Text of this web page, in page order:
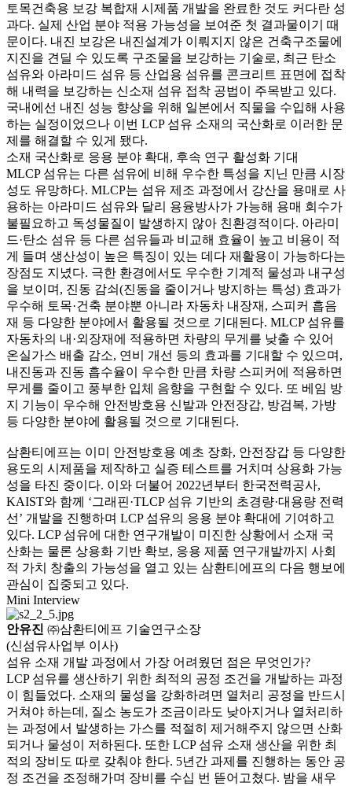
토목건축용 보강 복합재 시제품 개발을 완료한 것도 커다란 성
과다. 실제 산업 분야 적용 가능성을 보여준 첫 결과물이기 때
문이다. 내진 보강은 내진설계가 이뤄지지 않은 건축구조물에
지진을 견딜 수 있도록 구조물을 보강하는 기술로, 최근 탄소
섬유와 아라미드 섬유 등 산업용 섬유를 콘크리트 표면에 접착
해 내력을 보강하는 신소재 섬유 접착 공법이 주목받고 있다.
국내에선 내진 성능 향상을 위해 일본에서 직물을 수입해 사용
하는 실정이었으나 이번 LCP 섬유 소재의 국산화로 이러한 문
제를 해결할 수 있게 됐다.
소재 국산화로 응용 분야 확대, 후속 연구 활성화 기대
MLCP 섬유는 다른 섬유에 비해 우수한 특성을 지닌 만큼 시장
성도 유망하다. MLCP는 섬유 제조 과정에서 강산을 용매로 사
용하는 아라미드 섬유와 달리 용융방사가 가능해 용매 회수가
불필요하고 독성물질이 발생하지 않아 친환경적이다. 아라미
드·탄소 섬유 등 다른 섬유들과 비교해 효율이 높고 비용이 적
게 들며 생산성이 높은 특징이 있는 데다 재활용이 가능하다는
장점도 지녔다. 극한 환경에서도 우수한 기계적 물성과 내구성
을 보이며, 진동 감쇠(진동을 줄이거나 방지하는 특성) 효과가
우수해 토목·건축 분야뿐 아니라 자동차 내장재, 스피커 흡음
재 등 다양한 분야에서 활용될 것으로 기대된다. MLCP 섬유를
자동차의 내·외장재에 적용하면 차량의 무게를 낮출 수 있어
온실가스 배출 감소, 연비 개선 등의 효과를 기대할 수 있으며,
내진동과 진동 흡수율이 우수한 만큼 차량 스피커에 적용하면
무게를 줄이고 풍부한 입체 음향을 구현할 수 있다. 또 베임 방
지 기능이 우수해 안전방호용 신발과 안전장갑, 방검복, 가방
등 다양한 분야에 활용될 것으로 기대된다.
삼환티에프는 이미 안전방호용 예초 장화, 안전장갑 등 다양한
용도의 시제품을 제작하고 실증 테스트를 거치며 상용화 가능
성을 타진 중이다. 이와 더불어 2022년부터 한국전력공사,
KAIST와 함께 ‘그래핀·TLCP 섬유 기반의 초경량·대용량 전력
선’ 개발을 진행하며 LCP 섬유의 응용 분야 확대에 기여하고
있다. LCP 섬유에 대한 연구개발이 미진한 상황에서 소재 국
산화는 물론 상용화 기반 확보, 응용 제품 연구개발까지 사회
적 가치 창출의 가능성을 열고 있는 삼환티에프의 다음 행보에
관심이 집중되고 있다.
Mini Interview
안유진 ㈜삼환티에프 기술연구소장
(신섬유사업부 이사)
섬유 소재 개발 과정에서 가장 어려웠던 점은 무엇인가?
LCP 섬유를 생산하기 위한 최적의 공정 조건을 개발하는 과정
이 힘들었다. 소재의 물성을 강화하려면 열처리 공정을 반드시
거쳐야 하는데, 질소 농도가 조금이라도 낮아지거나 열처리하
는 과정에서 발생하는 가스를 적절히 제거해주지 않으면 산화
되거나 물성이 저하된다. 또한 LCP 섬유 소재 생산을 위한 최
적의 장비도 따로 갖춰야 한다. 5년간 과제를 진행하는 동안 공
정 조건을 조정해가며 장비를 수십 번 뜯어고쳤다. 밤을 새우